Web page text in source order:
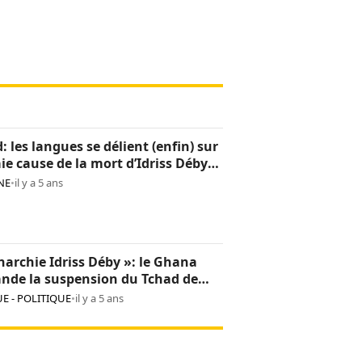
les langues se délient (enfin) sur
cause de la mort d’Idriss Déby
•il y a 5 ans
Idriss Déby »: le Ghana
la suspension du Tchad de
africaine
- POLITIQUE•il y a 5 ans